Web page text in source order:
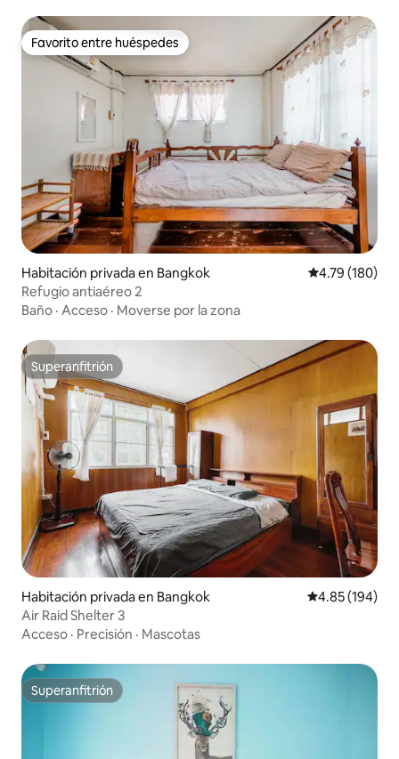
Favorito entre huéspedes
Favorito entre huéspedes
Habitación privada en Bangkok Calificación
4.79 (180)
Refugio antiaéreo 2
Baño · Acceso · Moverse por la zona
Superanfitrión
Superanfitrión
Habitación privada en Bangkok Calificación
4.85 (194)
Air Raid Shelter 3
Acceso · Precisión · Mascotas
Superanfitrión
Superanfitrión